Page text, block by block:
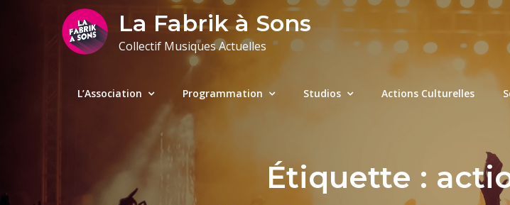
La Fabrik à Sons
Collectif Musiques Actuelles
L’Association Programmation Studios Actions Culturelles
Étiquette :